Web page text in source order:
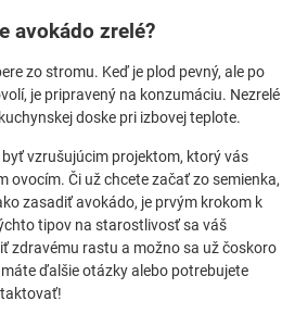
avokádo zrelé?
zo stromu. Keď je plod pevný, ale po
je pripravený na konzumáciu. Nezrelé
doske pri izbovej teplote.
vzrušujúcim projektom, ktorý vás
ovocím. Či už chcete začať zo semienka,
zasadiť avokádo, je prvým krokom k
tipov na starostlivosť sa váš
zdravému rastu a možno sa už čoskoro
ďalšie otázky alebo potrebujete